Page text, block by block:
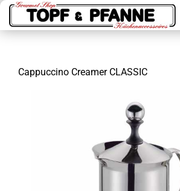
Cappuccino Creamer CLASSIC